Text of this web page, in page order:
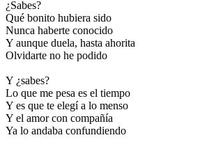
¿Sabes?
Qué bonito hubiera sido
Nunca haberte conocido
Y aunque duela, hasta ahorita
Olvidarte no he podido
Y ¿sabes?
Lo que me pesa es el tiempo
Y es que te elegí a lo menso
Y el amor con compañía
Ya lo andaba confundiendo